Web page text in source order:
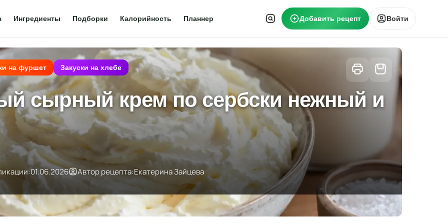
Ингредиенты Подборки Калорийность Планнер Добавить рецепт Войти
на фуршет Закуски на хлебе
сырный крем по сербски нежный и
01.06.2026 Автор рецепта:Екатерина Зайцева